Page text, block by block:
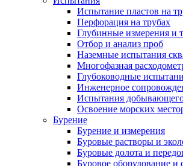
Испытание пластов на
Перфорация на трубах
Глубинные измерения и
Отбор и анализ проб
Наземные испытания
Многофазная
Глубоководные
Инженерное
Испытания
Освоение морских
Бурение
Бурение и измерения
Буровые растворы и
Буровые долота и
Буровое оборудование и